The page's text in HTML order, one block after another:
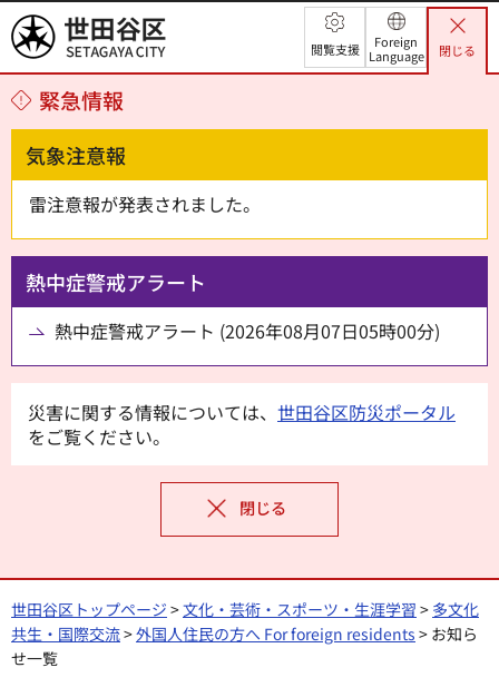
世田谷区 閲覧支援
Foreign
Language
閉じる
緊急情報
気象注意報
雷注意報が発表されました。
熱中症警戒アラート
熱中症警戒アラート (2026年08月07日05時00分)
災害に関する情報については、 世田谷区防災ポータル
をご覧ください。
閉じる
世田谷区トップページ >文化・芸術・スポーツ・生涯学習 > 多文化
共生・国際交流>外国人住民の方へ For foreign residents > お知ら
せ一覧